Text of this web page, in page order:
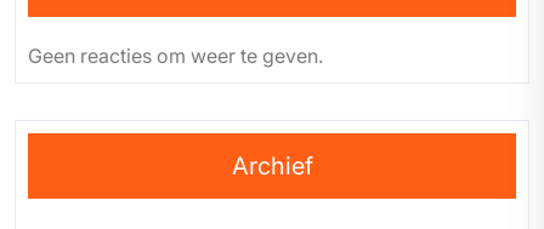
Geen reacties om weer te geven.
Archief